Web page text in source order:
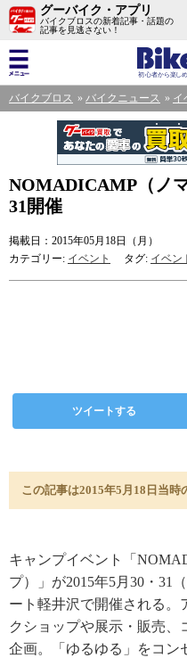
グーバイク・アプリ
バイクブロスの新着記事・話題の
記事を見逃さない！
バイクブロス バイクニュース イ
NOMADICAMP（ノ
31開催
掲載日：2015年05月18日（月）
カテゴリー: イベント タグ: イベン
ツイートする
この記事は2015年5月18日当時
キャンプイベント「
プ）」が2015年5月30・31
ート軽井沢で開催される。
クショップや展示・販売、
企画。「ゆるゆる」をコン